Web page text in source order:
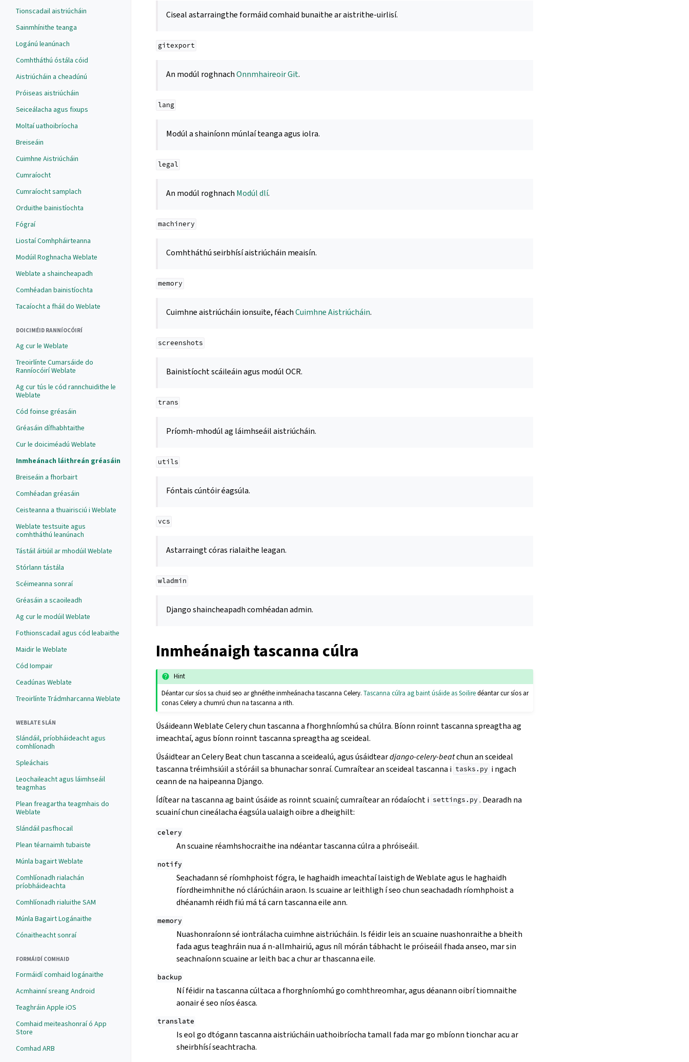
Tionscadail aistriúcháin
Sainmhínithe teanga
Logánú leanúnach
Comhtháthú óstála cóid
Aistriúcháin a cheadúnú
Próiseas aistriúcháin
Seiceálacha agus fixups
Moltaí uathoibríocha
Breiseáin
Cuimhne Aistriúcháin
Cumraíocht
Cumraíocht samplach
Orduithe bainistíochta
Fógraí
Liostaí Comhpháirteanna
Modúil Roghnacha Weblate
Weblate a shaincheapadh
Comhéadan bainistíochta
Tacaíocht a fháil do Weblate
DOICIMÉID RANNÍOCÓIRÍ
Ag cur le Weblate
Treoirlínte Cumarsáide do
Ranníocóirí Weblate
Ag cur tús le cód rannchuidithe le
Weblate
Cód foinse gréasáin
Gréasáin dífhabhtaithe
Cur le doiciméadú Weblate
Inmheánach láithreán gréasáin
Breiseáin a fhorbairt
Comhéadan gréasáin
Ceisteanna a thuairisciú i Weblate
Weblate testsuite agus
comhtháthú leanúnach
Tástáil áitiúil ar mhodúil Weblate
Stórlann tástála
Scéimeanna sonraí
Gréasáin a scaoileadh
Ag cur le modúil Weblate
Fothionscadail agus cód leabaithe
Maidir le Weblate
Cód Iompair
Ceadúnas Weblate
Treoirlínte Trádmharcanna Weblate
WEBLATE SLÁN
Slándáil, príobháideacht agus
comhlíonadh
Spleáchais
Leochaileacht agus láimhseáil
teagmhas
Plean freagartha teagmhais do
Weblate
Slándáil pasfhocail
Plean téarnaimh tubaiste
Múnla bagairt Weblate
Comhlíonadh rialachán
príobháideachta
Comhlíonadh rialuithe SAM
Múnla Bagairt Logánaithe
Cónaitheacht sonraí
FORMÁIDÍ COMHAID
Formáidí comhaid logánaithe
Acmhainní sreang Android
Teaghráin Apple iOS
Comhaid meiteashonraí ó App
Store
Comhad ARB
Ciseal astarraingthe formáid comhaid bunaithe ar aistrithe-uirlisí.
gitexport
An modúl roghnachOnnmhaireoir Git.
lang
Modúl a shainíonn múnlaí teanga agus iolra.
legal
An modúl roghnach Modúl dlí.
machinery
Comhtháthú seirbhísí aistriúcháin meaisín.
memory
Cuimhne aistriúcháin ionsuite, féachCuimhne Aistriúcháin.
screenshots
Bainistíocht scáileáin agus modúl OCR.
trans
Príomh-mhodúl ag láimhseáil aistriúcháin.
utils
Fóntais cúntóir éagsúla.
vcs
Astarraingt córas rialaithe leagan.
wladmin
Django shaincheapadh comhéadan admin.
Inmheánaigh tascanna cúlra
Hint
Déantar cur síos sa chuid seo ar ghnéithe inmheánacha tascanna Celery.Tascanna cúlra ag baint úsáide as Soiliredéantar cur síos ar
conas Celery a chumrú chun na tascanna a rith.
Úsáideann Weblate Celery chun tascanna a fhorghníomhú sa chúlra. Bíonn roinnt tascanna spreagtha ag
imeachtaí, agus bíonn roinnt tascanna spreagtha ag sceideal.
Úsáidtear an Celery Beat chun tascanna a sceidealú, agus úsáidteardjango-celery-beatchun an sceideal
tascanna tréimhsiúil a stóráil sa bhunachar sonraí. Cumraítear an sceideal tascanna i tasks.py i ngach
ceann de na haipeanna Django.
Ídítear na tascanna ag baint úsáide as roinnt scuainí; cumraítear an ródaíocht i settings.py . Dearadh na
scuainí chun cineálacha éagsúla ualaigh oibre a dheighilt:
celery
An scuaine réamhshocraithe ina ndéantar tascanna cúlra a phróiseáil.
notify
Seachadann sé ríomhphoist fógra, le haghaidh imeachtaí laistigh de Weblate agus le haghaidh
fíordheimhnithe nó clárúcháin araon. Is scuaine ar leithligh í seo chun seachadadh ríomhphoist a
dhéanamh réidh fiú má tá carn tascanna eile ann.
memory
Nuashonraíonn sé iontrálacha cuimhne aistriúcháin. Is féidir leis an scuaine nuashonraithe a bheith
fada agus teaghráin nua á n-allmhairiú, agus níl mórán tábhacht le próiseáil fhada anseo, mar sin
seachnaíonn scuaine ar leith bac a chur ar thascanna eile.
backup
Ní féidir na tascanna cúltaca a fhorghníomhú go comhthreomhar, agus déanann oibrí tiomnaithe
aonair é seo níos éasca.
translate
Is eol go dtógann tascanna aistriúcháin uathoibríocha tamall fada mar go mbíonn tionchar acu ar
sheirbhísí seachtracha.